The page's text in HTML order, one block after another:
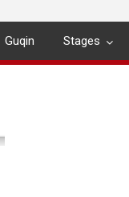
Guqin Stages